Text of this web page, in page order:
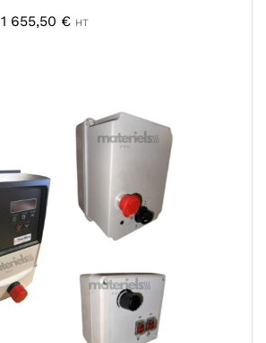
1 655,50 €Plage
655,50 €
HT